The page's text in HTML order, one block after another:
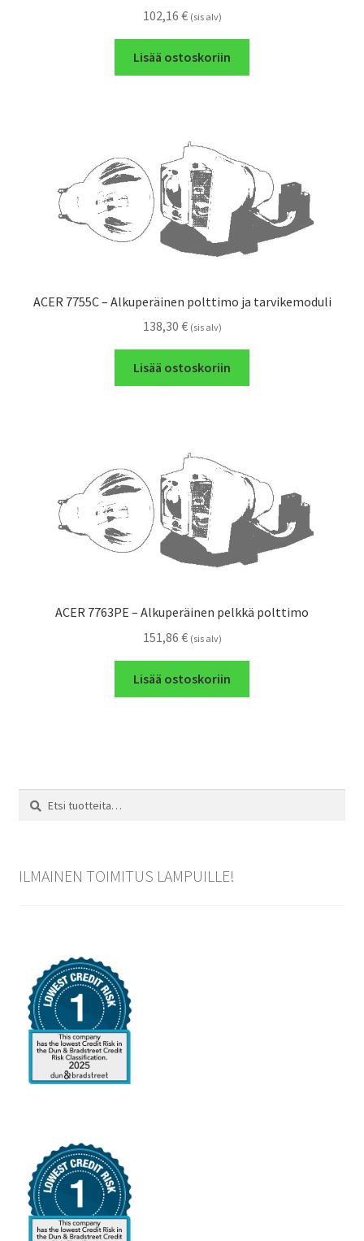
102,16 € (sis alv)
Lisää ostoskoriin
ACER 7755C – Alkuperäinen polttimo ja tarvikemoduli
138,30 € (sis alv)
Lisää ostoskoriin
ACER 7763PE – Alkuperäinen pelkkä polttimo
151,86 € (sis alv)
Lisää ostoskoriin
Etsi:
Haku
ILMAINEN TOIMITUS LAMPUILLE!